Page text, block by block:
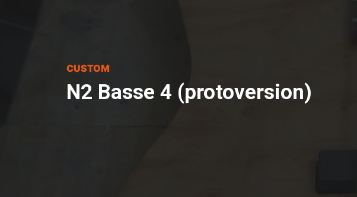
CUSTOM
N2 Basse 4 (protoversion)